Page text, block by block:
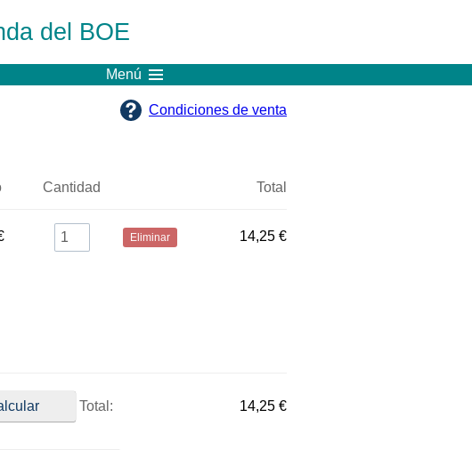
del BOE
Menú
Condiciones de venta
Cantidad Total
Eliminar 14,25 €
Total: 14,25 €